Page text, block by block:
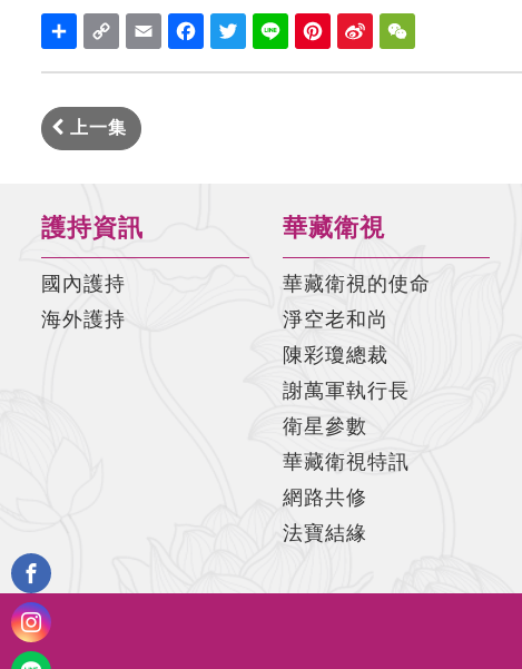
Share
Copy
Link
Email Facebook
Twitter Line PinterestSina
Weibo
上一集
護持資訊
國內護持
海外護持
華藏衛視
華藏衛視的使命
淨空老和尚
陳彩瓊總裁
謝萬軍執行長
衛星參數
華藏衛視特訊
網路共修
法寶結緣